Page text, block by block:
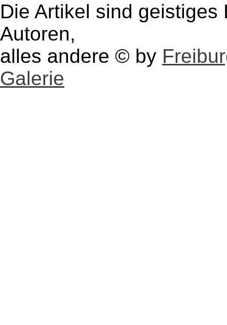
Die Artikel sind
Autoren,
alles andere © by
Galerie